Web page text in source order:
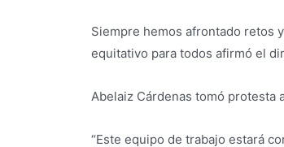
Siempre hemos afrontado retos
equitativo para todos afirmó el
Abelaiz Cárdenas tomó protesta
“Este equipo de trabajo estará